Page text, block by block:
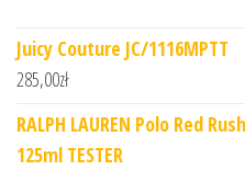
Juicy Couture JC/1116MPTT
285,00zł
RALPH LAUREN Polo Red
125ml TESTER